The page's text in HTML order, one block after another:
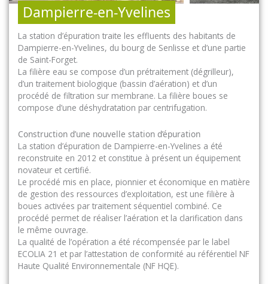
Dampierre-en-Yvelines
La station d’épuration traite les effluents des habitants de
Dampierre-en-Yvelines, du bourg de Senlisse et d’une partie
de Saint-Forget.
La filière eau se compose d’un prétraitement (dégrilleur),
d’un traitement biologique (bassin d’aération) et d’un
procédé de filtration sur membrane. La filière boues se
compose d’une déshydratation par centrifugation.
Construction d’une nouvelle station d’épuration
La station d’épuration de Dampierre-en-Yvelines a été
reconstruite en 2012 et constitue à présent un équipement
novateur et certifié.
Le procédé mis en place, pionnier et économique en matière
de gestion des ressources d’exploitation, est une filière à
boues activées par traitement séquentiel combiné. Ce
procédé permet de réaliser l’aération et la clarification dans
le même ouvrage.
La qualité de l’opération a été récompensée par le label
ECOLIA 21 et par l’attestation de conformité au référentiel NF
Haute Qualité Environnementale (NF HQE).